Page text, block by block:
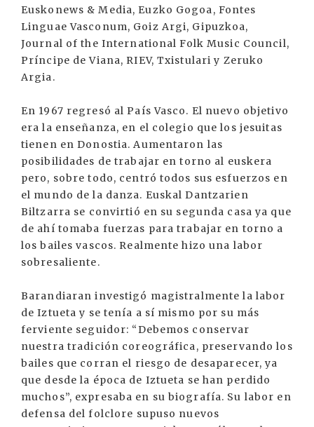
Euskonews & Media, Euzko Gogoa, Fontes
Linguae Vasconum, Goiz Argi, Gipuzkoa,
Journal of the International Folk Music Council,
Príncipe de Viana, RIEV, Txistulari y Zeruko
Argia.
En 1967 regresó al País Vasco. El nuevo objetivo
era la enseñanza, en el colegio que los jesuitas
tienen en Donostia. Aumentaron las
posibilidades de trabajar en torno al euskera
pero, sobre todo, centró todos sus esfuerzos en
el mundo de la danza. Euskal Dantzarien
Biltzarra se convirtió en su segunda casa ya que
de ahí tomaba fuerzas para trabajar en torno a
los bailes vascos. Realmente hizo una labor
sobresaliente.
Barandiaran investigó magistralmente la labor
de Iztueta y se tenía a sí mismo por su más
ferviente seguidor: “Debemos conservar
nuestra tradición coreográfica, preservando los
bailes que corran el riesgo de desaparecer, ya
que desde la época de Iztueta se han perdido
muchos”, expresaba en su biografía. Su labor en
defensa del folclore supuso nuevos